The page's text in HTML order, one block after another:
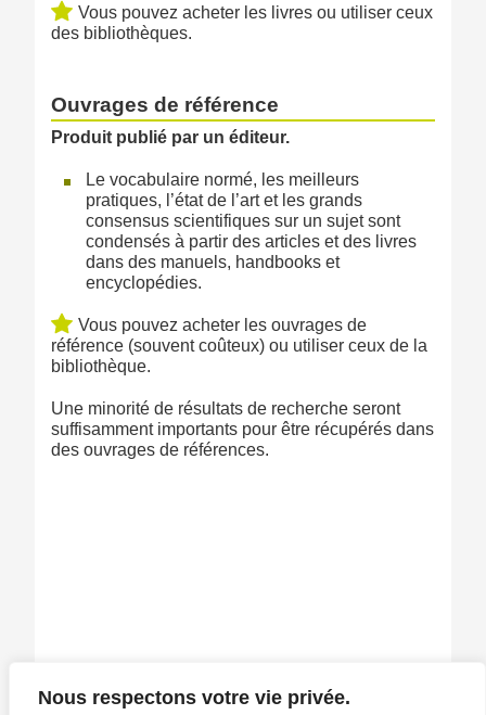
Nous respectons votre vie privée.
Vous pouvez acheter les livres ou utiliser ceux
des bibliothèques.
Ouvrages de référence
Produit publié par un éditeur.
Le vocabulaire normé, les meilleurs
pratiques, l’état de l’art et les grands
consensus scientifiques sur un sujet sont
condensés à partir des articles et des livres
dans des manuels, handbooks et
encyclopédies.
Vous pouvez acheter les ouvrages de
référence (souvent coûteux) ou utiliser ceux de la
bibliothèque.
Une minorité de résultats de recherche seront
suffisamment importants pour être récupérés dans
des ouvrages de références.